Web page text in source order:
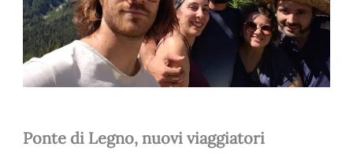
Ponte di Legno, nuovi viaggiatori